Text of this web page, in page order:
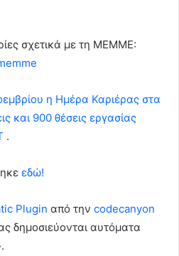
σχετικά με τη ΜΕΜΜΕ:
η Ημέρα Καριέρας στα
και 900 θέσεις εργασίας
.
εδώ!
Plugin από την codecanyon
δημοσιεύονται αυτόματα